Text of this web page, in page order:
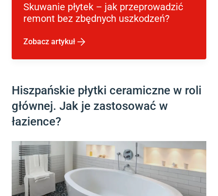
Skuwanie płytek – jak przeprowadzić
remont bez zbędnych uszkodzeń?
Zobacz artykuł
Hiszpańskie płytki ceramiczne w roli
głównej. Jak je zastosować w
łazience?